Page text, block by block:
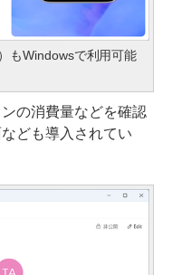
もWindowsで利用可能
の消費量などを確認
ども導入されてい